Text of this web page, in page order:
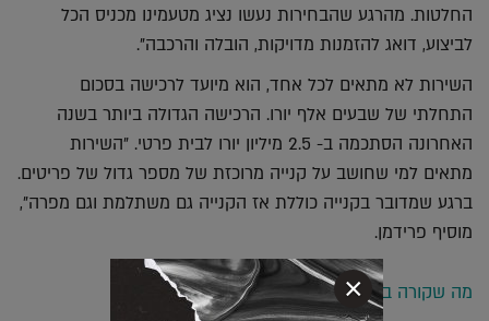
החלטות. מהרגע שהבחירות נעשו נציג מטעמינו מכניס הכל
לביצוע, דואג להזמנות מדויקות, הובלה והרכבה".
השירות לא מתאים לכל אחד, הוא מיועד לרכישה בסכום
התחלתי של שבעים אלף יורו. הרכישה הגדולה ביותר בשנה
האחרונה הסתכמה ב- 2.5 מיליון יורו לבית פרטי. "השירות
מתאים למי שחושב על קנייה מרוכזת של מספר גדול של פריטים.
ברגע שמדובר בקנייה כוללת אז הקנייה גם משתלמת וגם מפרה",
מוסיף פרידמן.
מה שקורה במילאנו, נשאר במילאנו
×